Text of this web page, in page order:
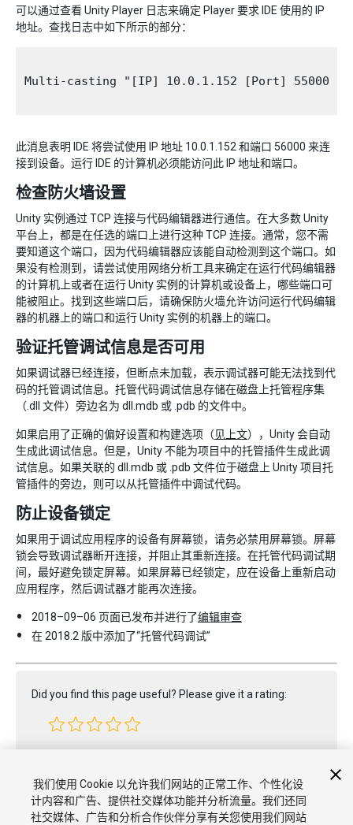
可以通过查看 Unity Player 日志来确定 Player 要求 IDE 使用的 IP
地址。查找日志中如下所示的部分：
Multi-casting "[IP] 10.0.1.152 [Port] 55000
此消息表明 IDE 将尝试使用 IP 地址 10.0.1.152 和端口 56000 来连
接到设备。运行 IDE 的计算机必须能访问此 IP 地址和端口。
检查防火墙设置
Unity 实例通过 TCP 连接与代码编辑器进行通信。在大多数 Unity
平台上，都是在任选的端口上进行这种 TCP 连接。通常，您不需
要知道这个端口，因为代码编辑器应该能自动检测到这个端口。如
果没有检测到，请尝试使用网络分析工具来确定在运行代码编辑器
的计算机上或者在运行 Unity 实例的计算机或设备上，哪些端口可
能被阻止。找到这些端口后，请确保防火墙允许访问运行代码编辑
器的机器上的端口和运行 Unity 实例的机器上的端口。
验证托管调试信息是否可用
如果调试器已经连接，但断点未加载，表示调试器可能无法找到代
码的托管调试信息。托管代码调试信息存储在磁盘上托管程序集
（.dll 文件）旁边名为 dll.mdb 或 .pdb 的文件中。
如果启用了正确的偏好设置和构建选项（见上文），Unity 会自动
生成此调试信息。但是，Unity 不能为项目中的托管插件生成此调
试信息。如果关联的 dll.mdb 或 .pdb 文件位于磁盘上 Unity 项目托
管插件的旁边，则可以从托管插件中调试代码。
防止设备锁定
如果用于调试应用程序的设备有屏幕锁，请务必禁用屏幕锁。屏幕
锁会导致调试器断开连接，并阻止其重新连接。在托管代码调试期
间，最好避免锁定屏幕。如果屏幕已经锁定，应在设备上重新启动
应用程序，然后调试器才能再次连接。
2018–09–06 页面已发布并进行了编辑审查
在 2018.2 版中添加了“托管代码调试”
Did you find this page useful? Please give it a rating:
我们使用 Cookie 以允许我们网站的正常工作、个性化设
计内容和广告、提供社交媒体功能并分析流量。我们还同
社交媒体、广告和分析合作伙伴分享有关您使用我们网站